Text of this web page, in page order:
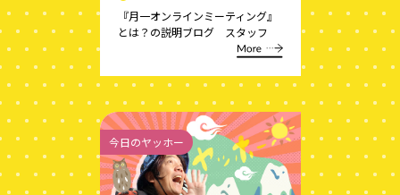
『月一オンラインミーティング』
とは？の説明ブログ スタッフ
今日のヤッホー